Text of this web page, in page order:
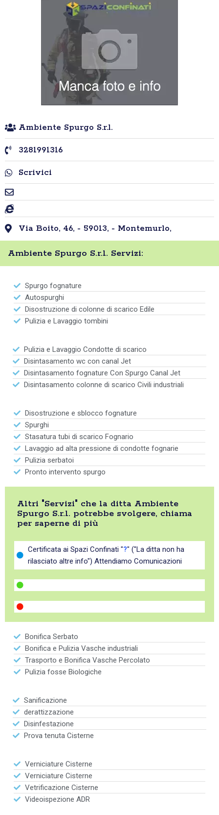
Ambiente Spurgo S.r.l.
3281991316
Scrivici
Via Boito, 46, - 59013, - Montemurlo,
Ambiente Spurgo S.r.l. Servizi:
Spurgo fognature
Autospurghi
Disostruzione di colonne di scarico Edile
Pulizia e Lavaggio tombini
Pulizia e Lavaggio Condotte di scarico
Disintasamento wc con canal Jet
Disintasamento fognature Con Spurgo Canal Jet
Disintasamento colonne di scarico Civili industriali
Disostruzione e sblocco fognature
Spurghi
Stasatura tubi di scarico Fognario
Lavaggio ad alta pressione di condotte fognarie
Pulizia serbatoi
Pronto intervento spurgo
Altri "Servizi" che la ditta Ambiente
Spurgo S.r.l. potrebbe svolgere, chiama
per saperne di più
Certificata ai Spazi Confinati "?" ("La ditta non ha
rilasciato altre info") Attendiamo Comunicazioni
Bonifica Serbato
Bonifica e Pulizia Vasche industriali
Trasporto e Bonifica Vasche Percolato
Pulizia fosse Biologiche
Sanificazione
derattizzazione
Disinfestazione
Prova tenuta Cisterne
Verniciature Cisterne
Verniciature Cisterne
Vetrificazione Cisterne
Videoispezione ADR